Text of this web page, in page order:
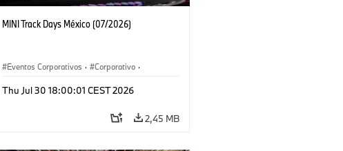
MINI Track Days México (07/2026)
Eventos Corporativos · Corporativo ·
Thu Jul 30 18:00:01 CEST 2026
2,45 MB